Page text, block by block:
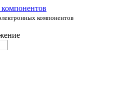
компонентов